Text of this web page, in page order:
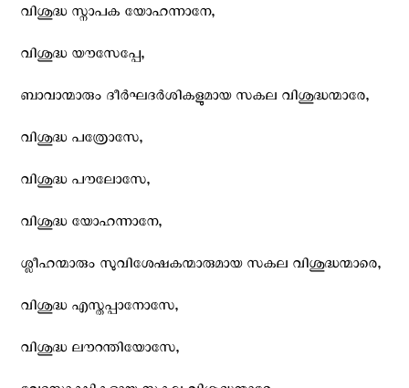
വിശുദ്ധ സ്നാപക യോഹന്നാനേ,
വിശുദ്ധ യൗസേപ്പേ,
ബാവാന്മാരും ദീര്‍ഘദര്‍ശികളുമായ സകല വിശുദ്ധന്മാരേ,
വിശുദ്ധ പത്രോസേ,
വിശുദ്ധ പൗലോസേ,
വിശുദ്ധ യോഹന്നാനേ,
ശ്ലീഹന്മാരും സുവിശേഷകന്മാരുമായ സകല വിശുദ്ധന്മാരെ,
വിശുദ്ധ എസ്തപ്പാനോസേ,
വിശുദ്ധ ലൗറന്തിയോസേ,